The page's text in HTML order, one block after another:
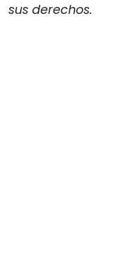
sus derechos.